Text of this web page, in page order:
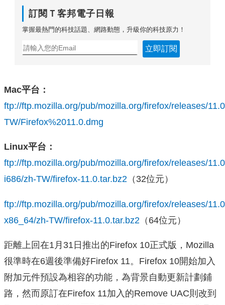
訂閱Ｔ客邦電子日報
掌握最熱門的科技話題、網路動態，升級你的科技原力！
立即訂閱
Mac平台：
ftp://ftp.mozilla.org/pub/mozilla.org/firefox/releases/
TW/Firefox%2011.0.dmg
Linux平台：
ftp://ftp.mozilla.org/pub/mozilla.org/firefox/releases/
i686/zh-TW/firefox-11.0.tar.bz2 （32位元）
ftp://ftp.mozilla.org/pub/mozilla.org/firefox/releases/
x86_64/zh-TW/firefox-11.0.tar.bz2 （64位元）
距離上回在1月31日推出的Firefox 10正式版， Mozilla
很準時在6週後準備好Firefox 11。 Firefox 10開始加入
附加元件預設為相容的功能，為背景自動更新計劃鋪
路，然而原訂在Firefox 11加入的Remove UAC則改到